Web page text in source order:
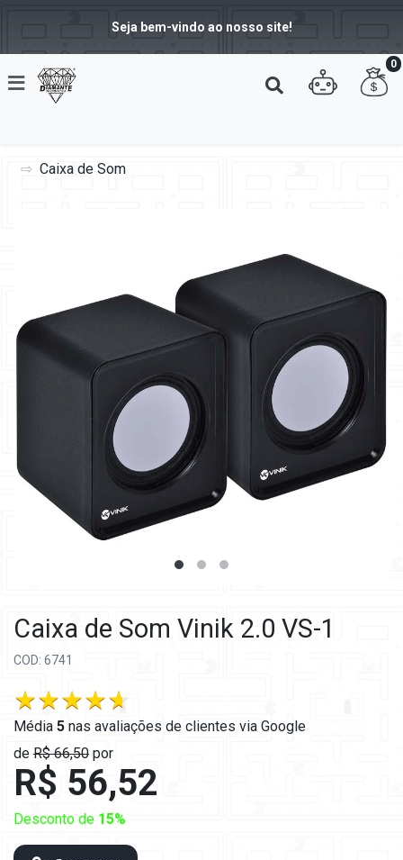
Seja bem-vindo ao nosso site!
0
Caixa de Som
Caixa de Som Vinik 2.0 VS-1
COD: 6741
Média 5 nas avaliações de clientes via Google
de R$ 66,50 por
R$ 56,52
Desconto de 15%